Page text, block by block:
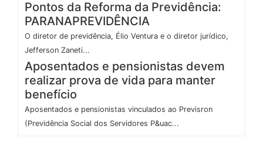
Pontos da Reforma da Previdência:
PARANAPREVIDÊNCIA
O diretor de previdência, Élio Ventura e o diretor jurídico,
Jefferson Zaneti...
Aposentados e pensionistas devem
realizar prova de vida para manter
benefício
Aposentados e pensionistas vinculados ao Previsron
(Previdência Social dos Servidores P&uac...